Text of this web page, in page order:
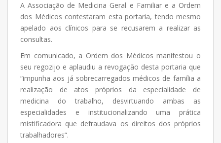
A Associação de Medicina Geral e Familiar e a Ordem
dos Médicos contestaram esta portaria, tendo mesmo
apelado aos clínicos para se recusarem a realizar as
consultas.
Em comunicado, a Ordem dos Médicos manifestou o
seu regozijo e aplaudiu a revogação desta portaria que
“impunha aos já sobrecarregados médicos de família a
realização de atos próprios da especialidade de
medicina do trabalho, desvirtuando ambas as
especialidades e institucionalizando uma prática
mistificadora que defraudava os direitos dos próprios
trabalhadores”.